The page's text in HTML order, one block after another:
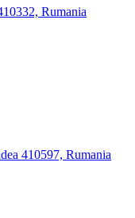
Rumania
410597, Rumania